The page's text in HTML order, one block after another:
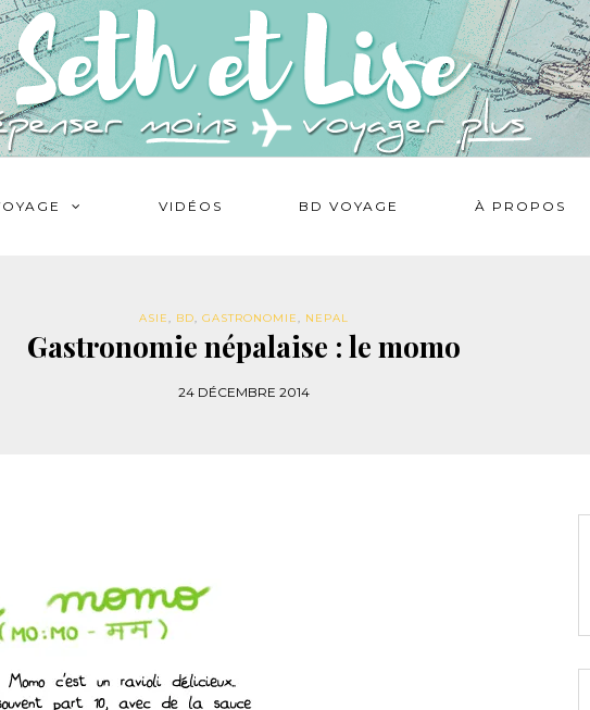
VIDÉOS BD VOYAGE À PROPOS
ASIE, BD, GASTRONOMIE, NEPAL
Gastronomie népalaise : le momo
24 DÉCEMBRE 2014